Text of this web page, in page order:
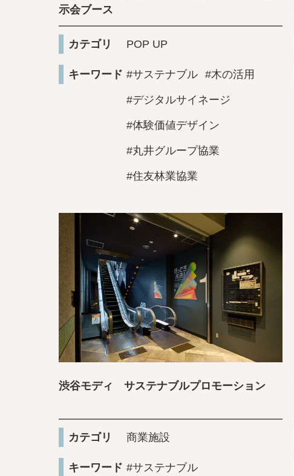
示会ブース
カテゴリ POP UP
キーワード #サステナブル #木の活用
#デジタルサイネージ
#体験価値デザイン
#丸井グループ協業
#住友林業協業
渋谷モディ サステナブルプロモーション
カテゴリ 商業施設
キーワード #サステナブル